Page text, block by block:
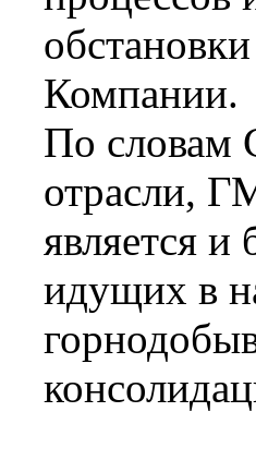
Компании.
По словам
отрасли,
является и
идущих в